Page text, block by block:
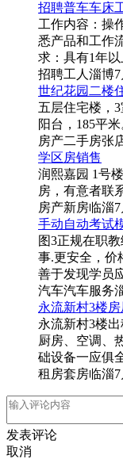
招聘普车车床
工作内容：操
悉产品和工作
求：具有1年
招聘工人 淄博
世纪花园二楼
五层住宅楼，
阳台，185平
房产二手房张
学区房销售
润熙嘉园 1号
房，有意者联
房产新房临淄
手动自动考试
图3正规在职
事.更安全，价
善于发现学员
汽车汽车服务
永流新村3楼房
永流新村3楼
厨房、空调、
础设备一应俱
租房套房临淄
发表评论
取消